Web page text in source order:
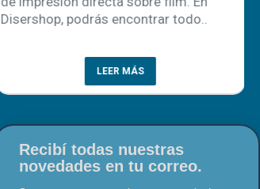
Disershop, podrás encontrar todo..
LEER MÁS
Recibí todas nuestras
novedades en tu correo.